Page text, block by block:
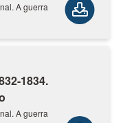
A guerra
1834.
A guerra